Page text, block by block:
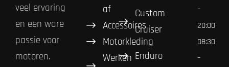
veel ervaring
en een ware
passie voor
motoren.
af
Accessoires
Motorkleding
Werken
Custom
Cruiser
Enduro
–
20:00
08:30
–